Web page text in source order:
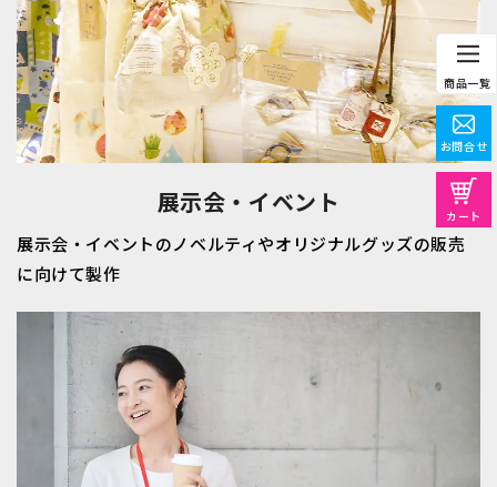
商品一覧
お問合せ
カート
展示会・イベント
展示会・イベントのノベルティやオリジナルグッズの販売
に向けて製作